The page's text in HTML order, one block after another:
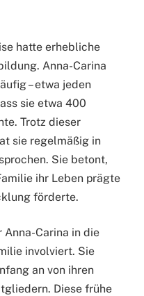
hatte erhebliche
Anna-Carina
– etwa jeden
sie etwa 400
Trotz dieser
sie regelmäßig in
Sie betont,
ihr Leben prägte
förderte.
Carina in die
involviert. Sie
an von ihren
Diese frühe